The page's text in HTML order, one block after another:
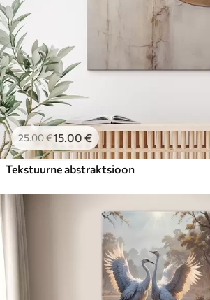
25.00€15.00 €
Tekstuurne abstraktsioon